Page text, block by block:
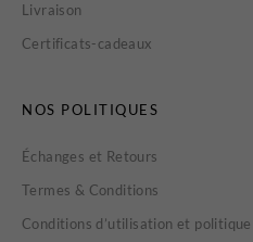
Livraison
Certificats-cadeaux
NOS POLITIQUES
Échanges et Retours
Termes & Conditions
Conditions d’utilisation et